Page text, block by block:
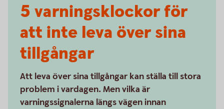
5 varnings­klockor för
att inte leva över sina
tillgångar
Att leva över sina tillgångar kan ställa till stora
problem i vardagen. Men vilka är
varningssignalerna längs vägen innan